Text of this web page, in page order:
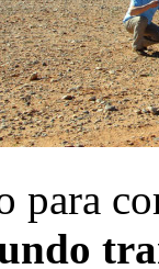
para